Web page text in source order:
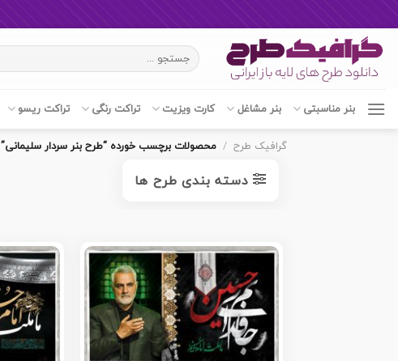
content
جستجو
برای:
بنر مناسبتی بنر مشاغل کارت ویزیت تراکت رنگی تراکت ریسو
گرافیک طرح / محصولات برچسب خورده “طرح بنر سردار سلیمانی”
دسته بندی طرح ها